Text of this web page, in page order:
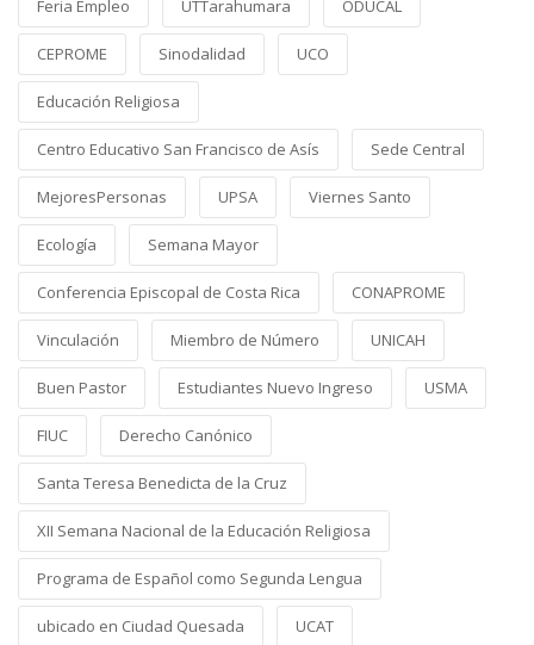
Feria Empleo UTTarahumara ODUCAL
CEPROME Sinodalidad UCO
Educación Religiosa
Centro Educativo San Francisco de Asís Sede Central
MejoresPersonas UPSA Viernes Santo
Ecología Semana Mayor
Conferencia Episcopal de Costa Rica CONAPROME
Vinculación Miembro de Número UNICAH
Buen Pastor Estudiantes Nuevo Ingreso USMA
FIUC Derecho Canónico
Santa Teresa Benedicta de la Cruz
XII Semana Nacional de la Educación Religiosa
Programa de Español como Segunda Lengua
ubicado en Ciudad Quesada UCAT